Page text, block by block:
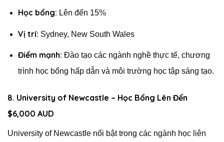
Học bổng: Lên đến 15%
Vị trí: Sydney, New South Wales
Điểm mạnh: Đào tạo các ngành nghề thực tế, chương
trình học bổng hấp dẫn và môi trường học tập sáng tạo.
8. University of Newcastle – Học Bổng Lên Đến
$6,000 AUD
University of Newcastle nổi bật trong các ngành học liên